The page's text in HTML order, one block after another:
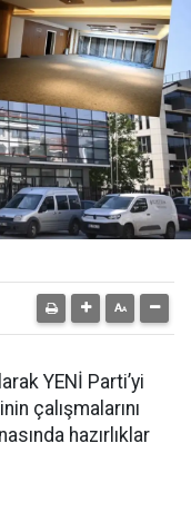
YENİ Parti’yi
çalışmalarını
hazırlıklar